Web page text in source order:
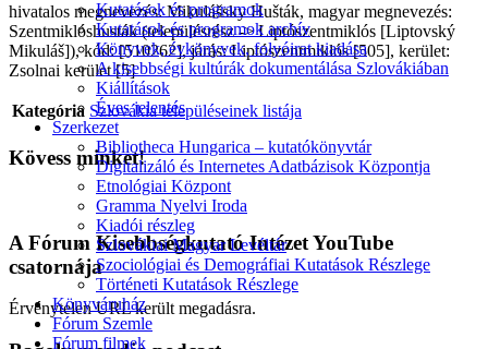
Kutatások és programok
Kutatások és programok archív
Könyvek, évkönyvek, folyóirat kiadása
A kisebbségi kultúrák dokumentálása Szlovákiában
Kiállítások
Éves jelentés
Szerkezet
Bibliotheca Hungarica – kutatókönyvtár
Digitalizáló és Internetes Adatbázisok Központja
Etnológiai Központ
Gramma Nyelvi Iroda
Kiadói részleg
Szlovákiai Magyar Levéltár
Szociológiai és Demográfiai Kutatások Részlege
Történeti Kutatások Részlege
Könyváruház
Fórum Szemle
Fórum filmek
hivatalos megnevezés: Mikulášsky Hušták, magyar megnevezés:
Szentmiklóshusták (településrész -> Liptószentmiklós [Liptovský
Mikuláš]), kód: [510262], járás: Liptószentmiklós [505], kerület:
Zsolnai kerület [5]
Kategória Szlovákia településeinek listája
Kövess minket!
A Fórum Kisebbségkutató Intézet YouTube
csatornája
Érvénytelen URL került megadásra.